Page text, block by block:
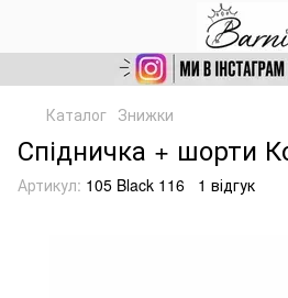
Каталог Знижки
Спідничка + шорти
Артикул: 105 Black 116 1 відгук